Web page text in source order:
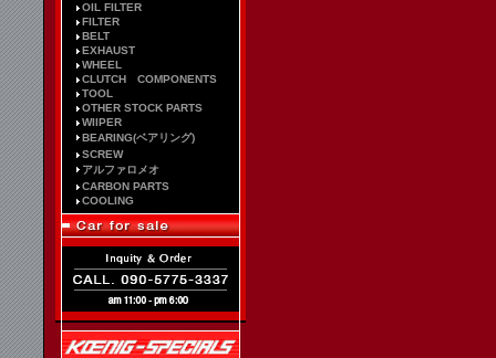
OIL FILTER
FILTER
BELT
EXHAUST
WHEEL
CLUTCH COMPONENTS
TOOL
OTHER STOCK PARTS
WIIPER
BEARING(ベアリング)
SCREW
アルファロメオ
CARBON PARTS
COOLING